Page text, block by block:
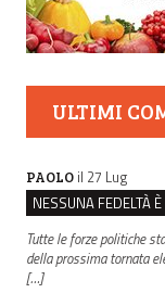
ULTIMI
PAOLO il 27 Lug
NESSUNA FEDELTÀ
Tutte le forze politiche
della prossima tornata
[…]